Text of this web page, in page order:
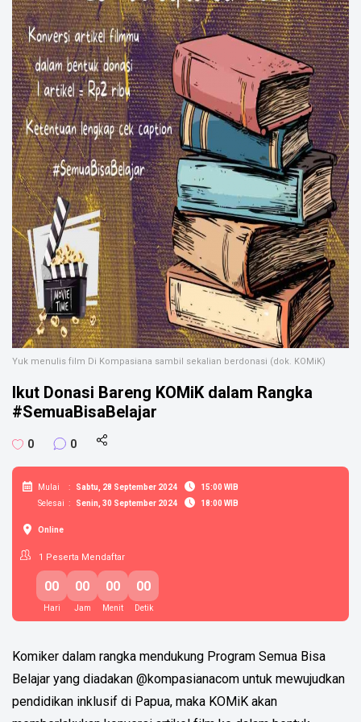
Yuk menulis film Di Kompasiana sambil sekalian berdonasi (dok. KOMiK)
Ikut Donasi Bareng KOMiK dalam Rangka
#SemuaBisaBelajar
0 0
Mulai : Sabtu, 28 September 2024
15:00 WIB
Selesai : Senin, 30 September 2024 18:00 WIB
Online
00 00 00 00
Hari Jam Menit Detik
1 Peserta Mendaftar
Komiker dalam rangka mendukung Program Semua Bisa
Belajar yang diadakan @kompasianacom untuk mewujudkan
pendidikan inklusif di Papua, maka KOMiK akan